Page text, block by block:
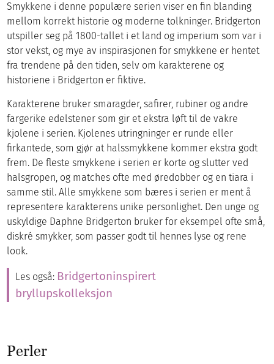
Smykkene i denne populære serien viser en fin blanding
mellom korrekt historie og moderne tolkninger. Bridgerton
utspiller seg på 1800-tallet i et land og imperium som var i
stor vekst, og mye av inspirasjonen for smykkene er hentet
fra trendene på den tiden, selv om karakterene og
historiene i Bridgerton er fiktive.
Karakterene bruker smaragder, safirer, rubiner og andre
fargerike edelstener som gir et ekstra løft til de vakre
kjolene i serien. Kjolenes utringninger er runde eller
firkantede, som gjør at halssmykkene kommer ekstra godt
frem. De fleste smykkene i serien er korte og slutter ved
halsgropen, og matches ofte med øredobber og en tiara i
samme stil. Alle smykkene som bæres i serien er ment å
representere karakterens unike personlighet. Den unge og
uskyldige Daphne Bridgerton bruker for eksempel ofte små,
diskré smykker, som passer godt til hennes lyse og rene
look.
Les også: Bridgertoninspirert
bryllupskolleksjon
Perler